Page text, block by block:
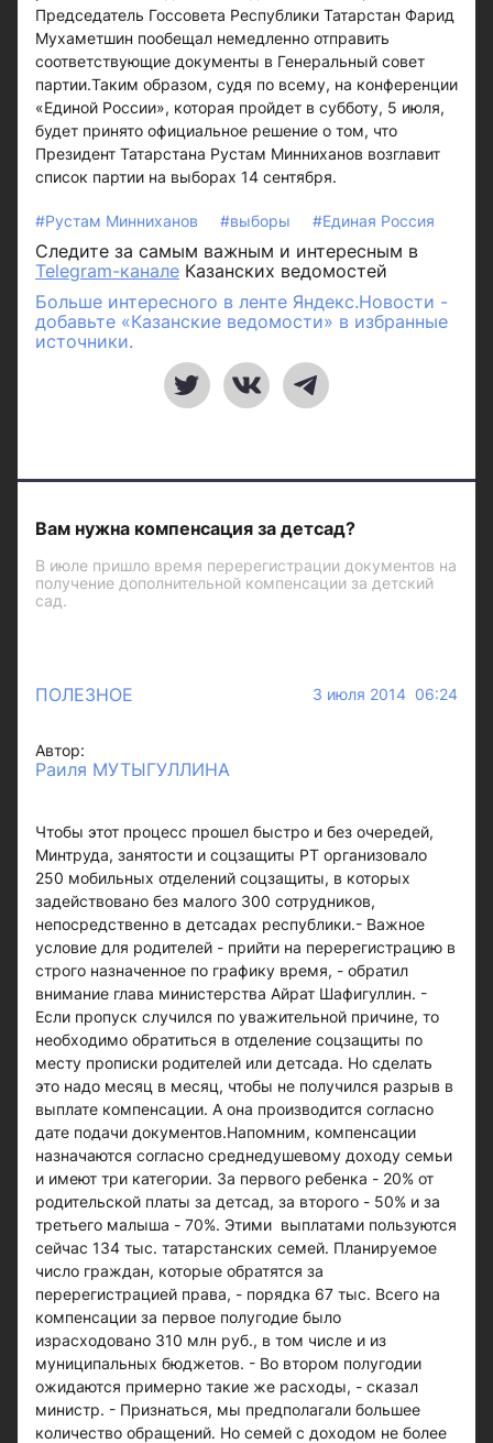
Председатель Госсовета Республики Татарстан Фарид
Мухаметшин пообещал немедленно отправить
соответствующие документы в Генеральный совет
партии.Таким образом, судя по всему, на конференции
«Единой России», которая пройдет в субботу, 5 июля,
будет принято официальное решение о том, что
Президент Татарстана Рустам Минниханов возглавит
список партии на выборах 14 сентября.
#Рустам Минниханов #выборы #Единая Россия
Следите за самым важным и интересным в
Telegram-канале Казанских ведомостей
Больше интересного в ленте Яндекс.Новости -
добавьте «Казанские ведомости» в избранные
источники.
Вам нужна компенсация за детсад?
В июле пришло время перерегистрации документов на
получение дополнительной компенсации за детский
сад.
ПОЛЕЗНОЕ 3 июля 2014 06:24
Автор:
Раиля МУТЫГУЛЛИНА
Чтобы этот процесс прошел быстро и без очередей,
Минтруда, занятости и соцзащиты РТ организовало
250 мобильных отделений соцзащиты, в которых
задействовано без малого 300 сотрудников,
непосредственно в детсадах республики.- Важное
условие для родителей - прийти на перерегистрацию в
строго назначенное по графику время, - обратил
внимание глава министерства Айрат Шафигуллин. -
Если пропуск случился по уважительной причине, то
необходимо обратиться в отделение соцзащиты по
месту прописки родителей или детсада. Но сделать
это надо месяц в месяц, чтобы не получился разрыв в
выплате компенсации. А она производится согласно
дате подачи документов.Напомним, компенсации
назначаются согласно среднедушевому доходу семьи
и имеют три категории. За первого ребенка - 20% от
родительской платы за детсад, за второго - 50% и за
третьего малыша - 70%. Этими выплатами пользуются
сейчас 134 тыс. татарстанских семей. Планируемое
число граждан, которые обратятся за
перерегистрацией права, - порядка 67 тыс. Всего на
компенсации за первое полугодие было
израсходовано 310 млн руб., в том числе и из
муниципальных бюджетов. - Во втором полугодии
ожидаются примерно такие же расходы, - сказал
министр. - Признаться, мы предполагали большее
количество обращений. Но семей с доходом не более